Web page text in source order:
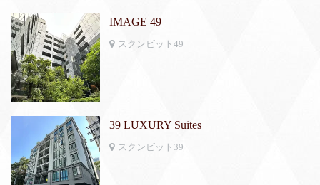
IMAGE 49
スクンビット49
39 LUXURY Suites
スクンビット39